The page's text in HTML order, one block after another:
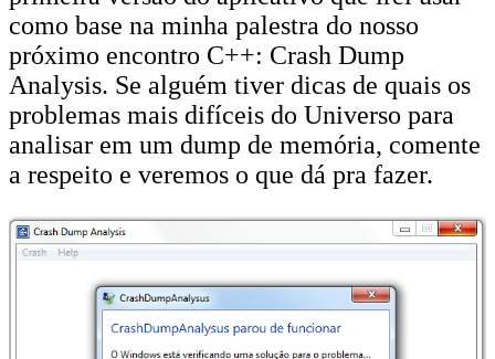
como base na minha palestra do nosso
próximo encontro C++: Crash Dump
Analysis. Se alguém tiver dicas de quais os
problemas mais difíceis do Universo para
analisar em um dump de memória, comente
a respeito e veremos o que dá pra fazer.